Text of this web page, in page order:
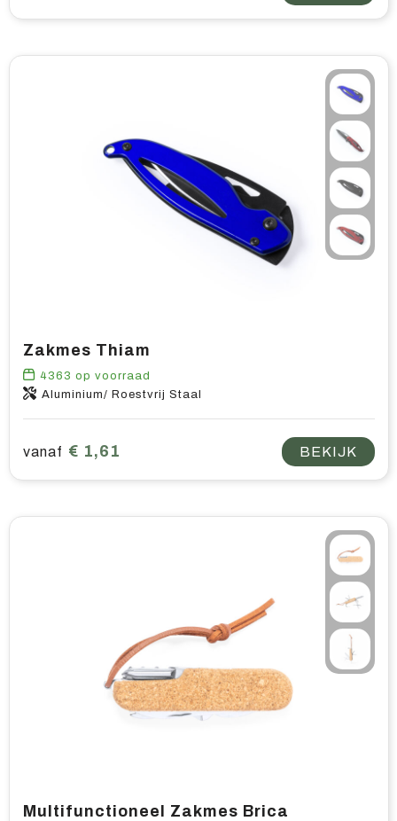
Zakmes Thiam
4363 op voorraad
Aluminium/ Roestvrij Staal
vanaf € 1,61 BEKIJK
Multifunctioneel Zakmes Brica